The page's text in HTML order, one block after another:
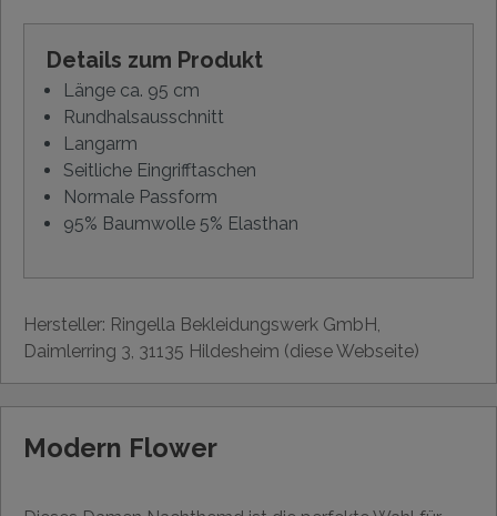
Details zum Produkt
Länge ca. 95 cm
Rundhalsausschnitt
Langarm
Seitliche Eingrifftaschen
Normale Passform
95% Baumwolle 5% Elasthan
Hersteller: Ringella Bekleidungswerk GmbH,
Daimlerring 3, 31135 Hildesheim (diese Webseite)
Modern Flower